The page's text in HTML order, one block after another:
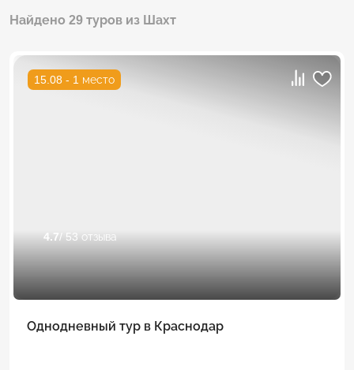
Найдено 29 туров из Шахт
15.08 - 1 место
4.7/ 53 отзыва
Однодневный тур в Краснодар